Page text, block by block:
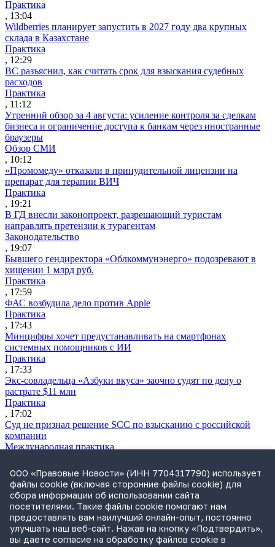
Практика
, 13:04
Wildberries планирует запустить в 2027 году два крупных
склада в Казахстане
Практика
, 12:29
ВС разъяснил, как считать срок для взыскания судебных
расходов
Практика
, 11:12
Утренний обзор за 4 августа: усиление контроля за сделкам
бизнеса и ограничение доступа к банкам через иностранные
браузеры
Обзор СМИ
, 10:12
«Промомеду» отказали в принудительной лицензии на
препарат для терапии ВИЧ
Практика
, 19:21
В ГД внесли законопроект, разрешающий туристам
направлять претензии к турагентам
Законодательство
, 19:07
Бывшего гендиректора «Облкоммунэнерго» подозревают в
хищении 1 млрд руб.
Практика
, 17:59
ФАС возбудила дело против Apple
Практика
, 17:43
Минцифры хочет предустанавливать на смартфонах
системных помощников с ИИ
Практика
, 17:33
Экс-совладельца «Азбуки вкуса» заочно судят по делу о
растрате $11 млн
Практика
, 17:02
Суд не признал решение SCC по взысканию с российской
компании
Международная практика
Дроны могут начать применять для фиксации нарушений
ПДД
Практика
, 15:41
Бывшего сенатора Сабадаша приговорили к 12 годам по делу
о хищении
Практика
ООО «Правовые Новости» (ИНН 7704317790) использует
файлы cookie (включая сторонние файлы cookie) для
сбора информации об использовании сайта
посетителями. Такие файлы cookie помогают нам
предоставлять вам наилучший онлайн-опыт, постоянно
улучшать наш веб-сайт. Нажав на кнопку «Подтвердить»,
вы даете согласие на обработку файлов cookie в